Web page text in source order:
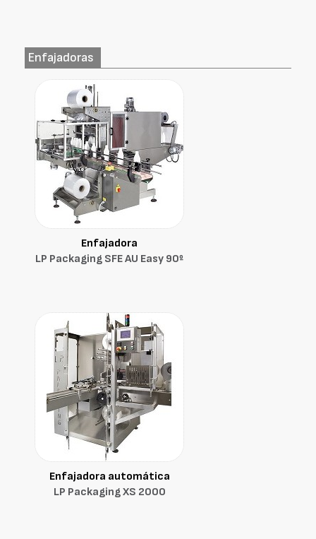
Enfajadoras
Enfajadora
LP Packaging SFE AU Easy 90º
Enfajadora automática
LP Packaging XS 2000